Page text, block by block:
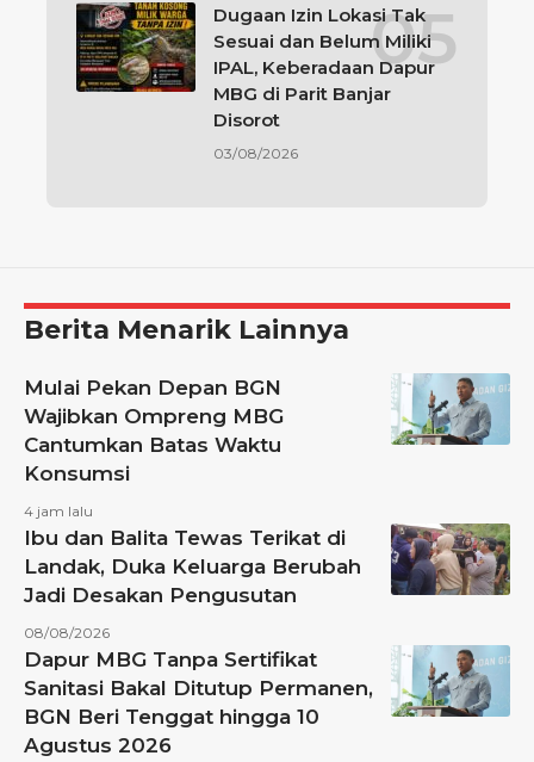
Dugaan Izin Lokasi Tak
Sesuai dan Belum Miliki
IPAL, Keberadaan Dapur
MBG di Parit Banjar
Disorot
03/08/2026
Berita Menarik Lainnya
Mulai Pekan Depan BGN
Wajibkan Ompreng MBG
Cantumkan Batas Waktu
Konsumsi
4 jam lalu
Ibu dan Balita Tewas Terikat di
Landak, Duka Keluarga Berubah
Jadi Desakan Pengusutan
08/08/2026
Dapur MBG Tanpa Sertifikat
Sanitasi Bakal Ditutup Permanen,
BGN Beri Tenggat hingga 10
Agustus 2026